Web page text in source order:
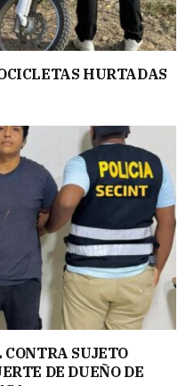
HURTADAS
CONTRA SUJETO
DE DUEÑO DE